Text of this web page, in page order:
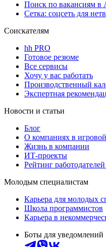
Поиск по вакансиям в
Сетка: соцсеть для
Соискателям
hh PRO
Готовое резюме
Все сервисы
Хочу у вас работать
Производственный
Экспертная
Новости и статьи
Блог
О компаниях в
Жизнь в компании
ИТ-проекты
Рейтинг
Молодым специалистам
Карьера для молодых
Школа программистов
Карьера в
Боты для уведомлений